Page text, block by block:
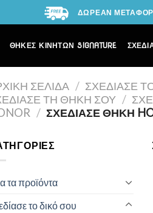
ΔΩΡΕΑΝ
ΘΗΚΕΣ ΚΙΝΗΤΩΝ SIGNATURE
ΣΕΛΊΔΑ / ΣΧΕΔΊΑΣΕ
ΤΗ ΘΉΚΗ ΣΟΥ /
/ ΣΧΕΔΊΑΣΕ ΘΉΚΗ
τα προϊόντα
το δικό σου